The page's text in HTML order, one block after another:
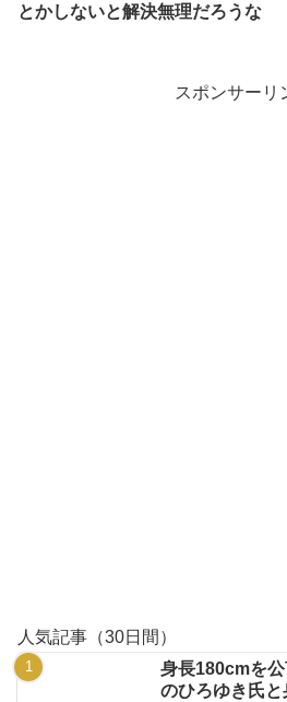
とかしないと解決無理だろうな
スポンサーリ
人気記事（30日間）
身長180cmを
のひろゆき氏